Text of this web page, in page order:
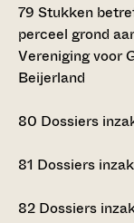
79 Stukken
perceel grond
Vereniging voor
Beijerland
80 Dossiers
81 Dossiers
82 Dossiers